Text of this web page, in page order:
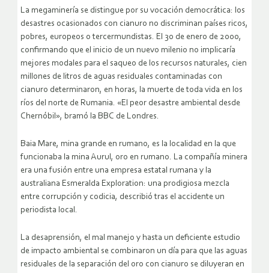
La megaminería se distingue por su vocación democrática: los
desastres ocasionados con cianuro no discriminan países ricos,
pobres, europeos o tercermundistas. El 30 de enero de 2000,
confirmando que el inicio de un nuevo milenio no implicaría
mejores modales para el saqueo de los recursos naturales, cien
millones de litros de aguas residuales contaminadas con
cianuro determinaron, en horas, la muerte de toda vida en los
ríos del norte de Rumania. «El peor desastre ambiental desde
Chernóbil», bramó la BBC de Londres.
Baia Mare, mina grande en rumano, es la localidad en la que
funcionaba la mina Aurul, oro en rumano. La compañía minera
era una fusión entre una empresa estatal rumana y la
australiana Esmeralda Exploration: una prodigiosa mezcla
entre corrupción y codicia, describió tras el accidente un
periodista local.
La desaprensión, el mal manejo y hasta un deficiente estudio
de impacto ambiental se combinaron un día para que las aguas
residuales de la separación del oro con cianuro se diluyeran en